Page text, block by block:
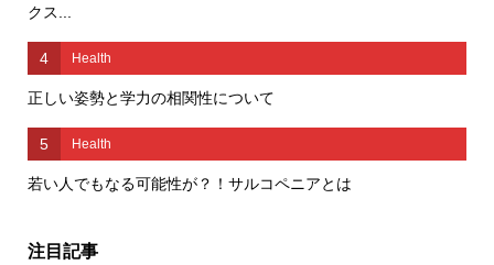
クス...
4 Health
正しい姿勢と学力の相関性について
5 Health
若い人でもなる可能性が？！サルコペニアとは
注目記事